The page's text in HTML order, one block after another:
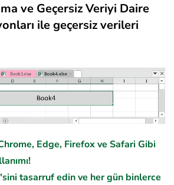
ve Geçersiz Veriyi Daire
ile geçersiz verileri
Edge, Firefox ve Safari Gibi
tasarruf edin ve her gün binlerce